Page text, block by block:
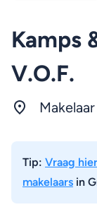
Kamps
V.O.F.
Tip: Vraag
makelaars in